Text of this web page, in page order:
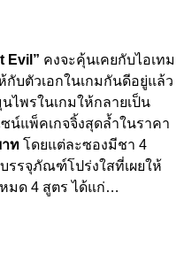
Evil” คงจะคุ้นเคยกับไอเทม
บตัวเอกในเกมกันดีอยู่แล้ว
ไพรในเกมให้กลายเป็น
น์แพ็คเกจจิ้งสุดล้ำในราคา
าทโดยแต่ละซองมีชา 4
รรจุภัณฑ์โปร่งใสที่เผยให้
มด 4 สูตร ได้แก่…